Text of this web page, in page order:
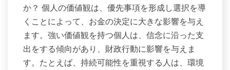
か？ 個人の価値観は、優先事項を形成し選択を導
くことによって、お金の決定に大きな影響を与え
ます。強い価値観を持つ個人は、信念に沿った支
出をする傾向があり、財政行動に影響を与えま
す。たとえば、持続可能性を重視する人は、環境